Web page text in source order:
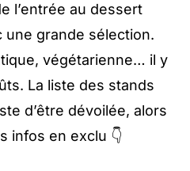
l’entrée au dessert
une grande sélection.
végétarienne… il y
La liste des stands
d’être dévoilée, alors
infos en exclu 👇